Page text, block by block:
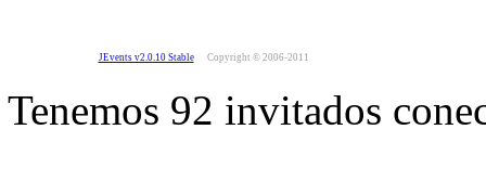
JEvents v2.0.10 Stable Copyright © 2006-2011
Tenemos 92 invitados